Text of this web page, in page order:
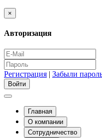
×
Авторизация
Регистрация | Забыли
Главная
О компании
Сотрудничество